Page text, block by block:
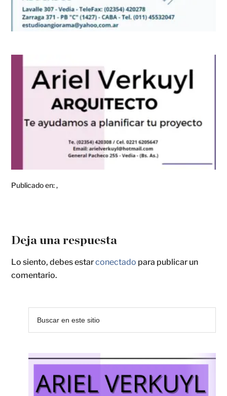
Publicado en:,
Deja una respuesta
Lo siento, debes estarconectado para publicar un
comentario.